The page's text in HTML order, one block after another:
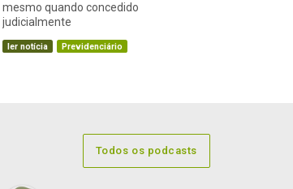
mesmo quando concedido
judicialmente
ler notícia Previdenciário
Todos os podcasts